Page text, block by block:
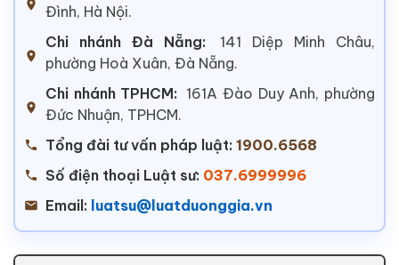
Đình, Hà Nội.
Chi nhánh Đà Nẵng:
141 Diệp Minh Châu,
phường Hoà Xuân, Đà Nẵng.
Chi nhánh TPHCM: 161A Đào Duy Anh, phường
Đức Nhuận, TPHCM.
Tổng đài tư vấn pháp luật: 1900.6568
Số điện thoại Luật sư: 037.6999996
Email: luatsu@luatduonggia.vn